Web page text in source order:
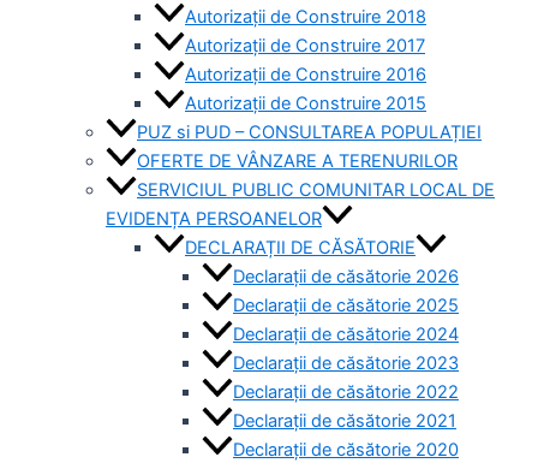
Autorizaţii de Construire 2018
Autorizaţii de Construire 2017
Autorizaţii de Construire 2016
Autorizaţii de Construire 2015
PUZ si PUD – CONSULTAREA POPULAȚIEI
OFERTE DE VÂNZARE A TERENURILOR
SERVICIUL PUBLIC COMUNITAR LOCAL DE
EVIDENȚA PERSOANELOR
DECLARAȚII DE CĂSĂTORIE
Declarații de căsătorie 2026
Declarații de căsătorie 2025
Declarații de căsătorie 2024
Declarații de căsătorie 2023
Declarații de căsătorie 2022
Declarații de căsătorie 2021
Declarații de căsătorie 2020